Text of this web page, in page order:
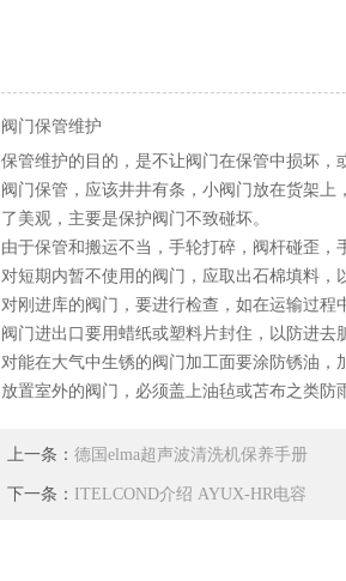
阀门保管维护
保管维护的目的，是不让阀门在保管中损坏，
阀门保管，应该井井有条，小阀门放在货架
了美观，主要是保护阀门不致碰坏。
由于保管和搬运不当，手轮打碎，阀杆碰歪，
对短期内暂不使用的阀门，应取出石棉填料，
对刚进库的阀门，要进行检查，如在运输过程
阀门进出口要用蜡纸或塑料片封住，以防进去
对能在大气中生锈的阀门加工面要涂防锈油，
放置室外的阀门，必须盖上油毡或苫布之类防
上一条： 德国elma超声波清洗机保养手册
下一条： ITELCOND介绍 AYUX-HR电容